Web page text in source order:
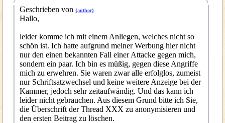
Geschrieben von {author}
Hallo,
leider komme ich mit einem Anliegen, welches nicht so
schön ist. Ich hatte aufgrund meiner Werbung hier nicht
nur den einen bekannten Fall einer Attacke gegen mich,
sondern ein paar. Ich bin es müßig, gegen diese Angriffe
mich zu erwehren. Sie waren zwar alle erfolglos, zumeist
nur Schriftsatzwechsel und keine weitere Anzeige bei der
Kammer, jedoch sehr zeitaufwändig. Und das kann ich
leider nicht gebrauchen. Aus diesem Grund bitte ich Sie,
die Überschrift der Thread XXX zu anonymisieren und
den ersten Beitrag zu löschen.